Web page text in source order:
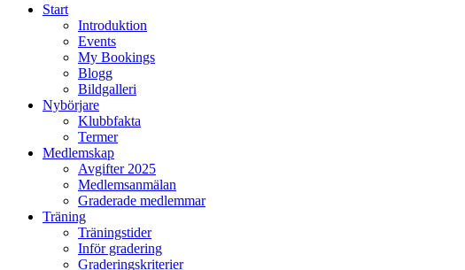
Start
Introduktion
Events
My Bookings
Blogg
Bildgalleri
Nybörjare
Klubbfakta
Termer
Medlemskap
Avgifter 2025
Medlemsanmälan
Graderade medlemmar
Träning
Träningstider
Inför gradering
Graderingskriterier